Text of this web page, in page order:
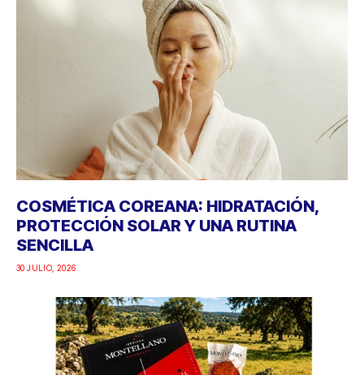
COSMÉTICA COREANA: HIDRATACIÓN,
PROTECCIÓN SOLAR Y UNA RUTINA
SENCILLA
30 JULIO, 2026